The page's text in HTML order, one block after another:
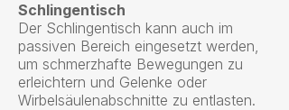
Schlingentisch
Der Schlingentisch kann auch im
passiven Bereich eingesetzt werden,
um schmerzhafte Bewegungen zu
erleichtern und Gelenke oder
Wirbelsäulenabschnitte zu entlasten.